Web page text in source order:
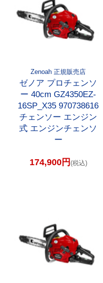
Zenoah 正規販売店
ゼノア プロチェンソ
ー 40cm GZ4350EZ-
16SP_X35 970738616
チェンソー エンジン
式 エンジンチェンソ
ー
174,900円 (税込)